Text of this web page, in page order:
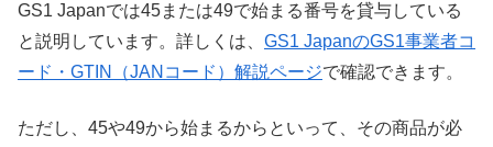
GS1 Japanでは45または49で始まる番号を貸与している
と説明しています。詳しくは、 GS1 JapanのGS1事業者コ
ード・GTIN（JANコード）解説ページで確認できます。
ただし、45や49から始まるからといって、その商品が必